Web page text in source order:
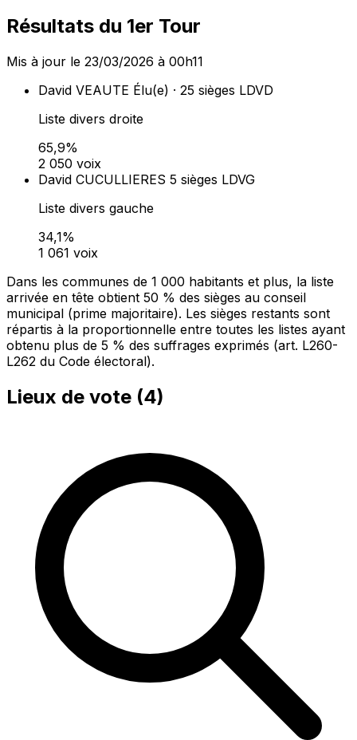
Résultats du 1er Tour
Mis à jour le 23/03/2026 à 00h11
David VEAUTE Élu(e) · 25 sièges LDVD
Liste divers droite
65,9%
2 050 voix
David CUCULLIERES 5 sièges LDVG
Liste divers gauche
34,1%
1 061 voix
Dans les communes de 1 000 habitants et plus, la liste
arrivée en tête obtient 50 % des sièges au conseil
municipal (prime majoritaire). Les sièges restants sont
répartis à la proportionnelle entre toutes les listes ayant
obtenu plus de 5 % des suffrages exprimés (art. L260-
L262 du Code électoral).
Lieux de vote (4)